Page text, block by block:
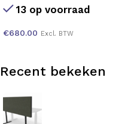
13 op voorraad
€680.00 Excl. BTW
Recent bekeken